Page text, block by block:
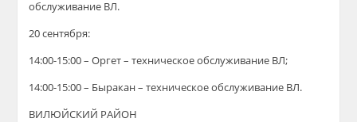
обслуживание ВЛ.
20 сентября:
14:00-15:00 – Оргет – техническое обслуживание ВЛ;
14:00-15:00 – Быракан – техническое обслуживание ВЛ.
ВИЛЮЙСКИЙ РАЙОН